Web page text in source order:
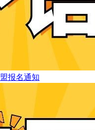
报名通知